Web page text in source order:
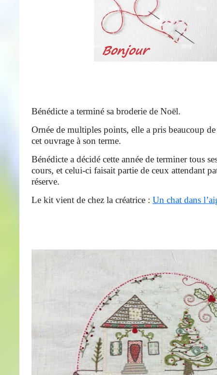
Bénédicte a terminé sa broderie de Noël.
Ornée de multiples points, elle a pris beaucoup
cet ouvrage à son terme.
Bénédicte a décidé cette année de terminer tous
cours, et celui-ci faisait partie de ceux attendant
réserve.
Le kit vient de chez la créatrice : Un chat dans